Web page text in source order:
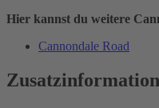
Hier kannst du weitere
Cannondale Road
Zusatzinformation